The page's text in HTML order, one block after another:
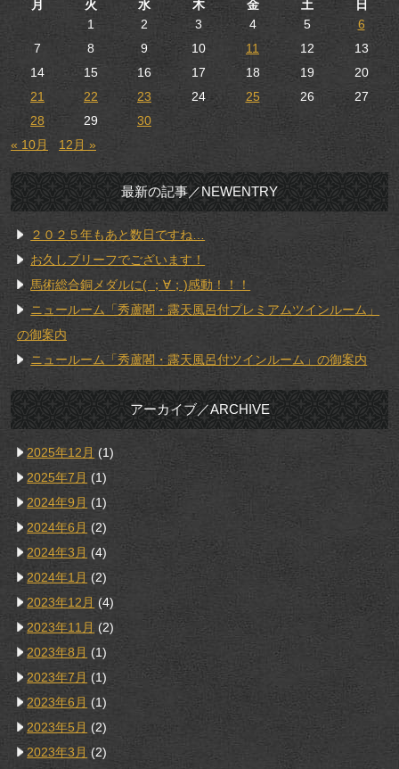
月 火 水 木 金 土
日
1
2 3 4 5
6
7
8 9 10 11 12
13
14
15 16 17 18 19
20
21
22 23 24 25 26
27
28
29
30
« 10月
12月 »
最新の記事／NEWENTRY
２０２５年もあと数日ですね…
お久しブリーフでございます！
馬術総合銅メダルに( ；∀；)感動！！！
ニュールーム「秀蘆閣・露天風呂付プレミアムツインルーム」
の御案内
ニュールーム「秀蘆閣・露天風呂付ツインルーム」の御案内
アーカイブ／ARCHIVE
2025年12月 (1)
2025年7月 (1)
2024年9月 (1)
2024年6月 (2)
2024年3月 (4)
2024年1月 (2)
2023年12月 (4)
2023年11月 (2)
2023年8月 (1)
2023年7月 (1)
2023年6月 (1)
2023年5月 (2)
2023年3月 (2)